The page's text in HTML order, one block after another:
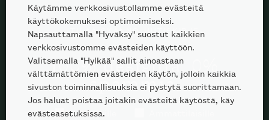
TILAA SKANNO-UUTISKIRJE
100% designia. 0%
spämmiä.
Kuluttajille
Käytämme verkkosivustollamme evästeitä
käyttökokemuksesi optimoimiseksi.
Napsauttamalla "Hyväksy" suostut kaikkien
verkkosivustomme evästeiden käyttöön.
Valitsemalla "Hylkää" sallit ainoastaan
välttämättömien evästeiden käytön, jolloin kaikkia
sivuston toiminnallisuuksia ei pystytä suorittamaan.
Jos haluat poistaa joitakin evästeitä käytöstä, käy
evästeasetuksissa.